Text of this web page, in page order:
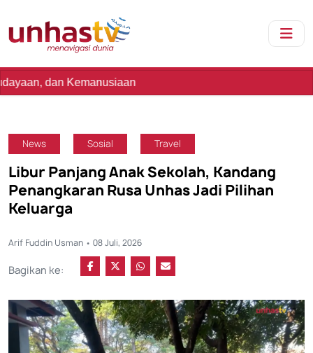
Kemanusiaan
News Sosial Travel
Libur Panjang Anak Sekolah, Kandang
Penangkaran Rusa Unhas Jadi Pilihan
Keluarga
Arif Fuddin Usman • 08 Juli, 2026
Bagikan ke: